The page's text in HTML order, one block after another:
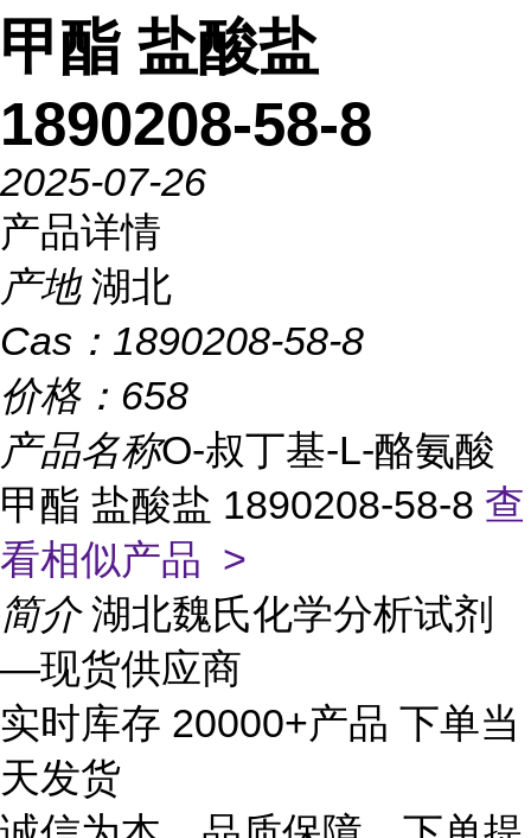
甲酯 盐酸盐
1890208-58-8
2025-07-26
产品详情
产地 湖北
Cas： 1890208-58-8
价格： 658
产品名称O-叔丁基-L-酪氨酸
甲酯 盐酸盐 1890208-58-8 查
看相似产品 >
简介 湖北魏氏化学分析试剂
—现货供应商
实时库存 20000+产品 下单当
天发货